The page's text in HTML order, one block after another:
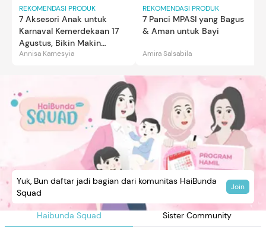
REKOMENDASI PRODUK
7 Aksesori Anak untuk
Karnaval Kemerdekaan 17
Agustus, Bikin Makin
Gemas
Annisa Karnesyia
REKOMENDASI PRODUK
7 Panci MPASI yang Bagus
& Aman untuk Bayi
Amira Salsabila
Haibunda Squad Sister Community
Yuk, Bun daftar jadi bagian dari komunitas HaiBunda
Squad
Join